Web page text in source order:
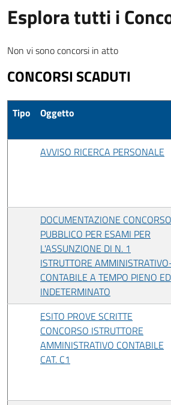
Esplora tutti i
Non vi sono concorsi in atto
CONCORSI SCADUTI
Tipo Oggetto
AVVISO RICERCA PERSONALE
DOCUMENTAZIONE CONCORSO
PUBBLICO PER ESAMI PER
L'ASSUNZIONE DI N. 1
ISTRUTTORE
CONTABILE A TEMPO PIENO ED
INDETERMINATO
ESITO PROVE SCRITTE
CONCORSO ISTRUTTORE
AMMINISTRATIVO CONTABILE
CAT. C1